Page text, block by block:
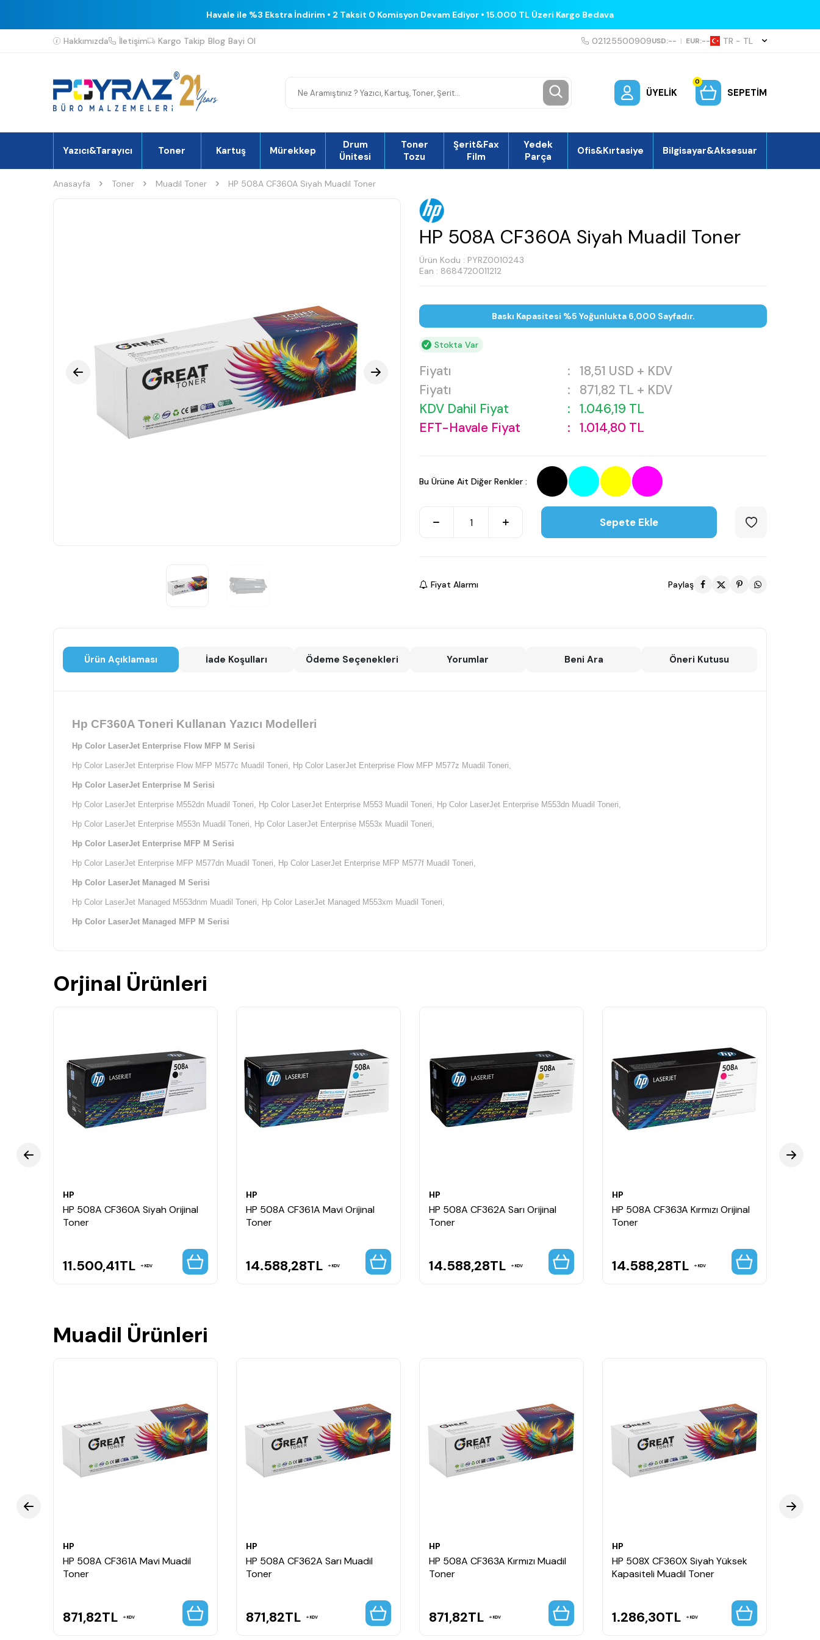
Havale ile %3 Ekstra İndirim • 2 Taksit 0 Komisyon Devam Ediyor • 15.000 TL Üzeri Kargo Bedava
Hakkımızda İletişim Kargo Takip Blog Bayi Ol 02125500909USD:-- | EUR:-- TR − TL
ÜYELIK
0
SEPETIM
Yazıcı&Tarayıcı Toner Kartuş Mürekkep
Drum
Ünitesi
Toner
Tozu
Şerit&Fax
Film
Yedek
Parça
Ofis&Kırtasiye Bilgisayar&Aksesuar
Anasayfa Toner Muadil Toner HP 508A CF360A Siyah Muadil Toner
HP 508A CF360A Siyah Muadil Toner
Ürün Kodu : PYRZ0010243
Ean : 8684720011212
Baskı Kapasitesi %5 Yoğunlukta 6,000 Sayfadır.
Stokta Var
Fiyatı : 18,51 USD + KDV
Fiyatı
: 871,82 TL + KDV
KDV Dahil Fiyat
: 1.046,19 TL
EFT-Havale Fiyat
: 1.014,80 TL
Bu Ürüne Ait Diğer Renkler :
Sepete Ekle
Fiyat Alarmı Paylaş
Ürün Açıklaması İade Koşulları Ödeme Seçenekleri Yorumlar Beni Ara Öneri Kutusu
Hp CF360A Toneri Kullanan Yazıcı Modelleri
Hp Color LaserJet Enterprise Flow MFP M Serisi
Hp Color LaserJet Enterprise Flow MFP M577c Muadil Toneri, Hp Color LaserJet Enterprise Flow MFP M577z Muadil Toneri,
Hp Color LaserJet Enterprise M Serisi
Hp Color LaserJet Enterprise M552dn Muadil Toneri, Hp Color LaserJet Enterprise M553 Muadil Toneri, Hp Color LaserJet Enterprise M553dn Muadil Toneri,
Hp Color LaserJet Enterprise M553n Muadil Toneri, Hp Color LaserJet Enterprise M553x Muadil Toneri,
Hp Color LaserJet Enterprise MFP M Serisi
Hp Color LaserJet Enterprise MFP M577dn Muadil Toneri, Hp Color LaserJet Enterprise MFP M577f Muadil Toneri,
Hp Color LaserJet Managed M Serisi
Hp Color LaserJet Managed M553dnm Muadil Toneri, Hp Color LaserJet Managed M553xm Muadil Toneri,
Hp Color LaserJet Managed MFP M Serisi
Orjinal Ürünleri
HP
HP 508A CF360A Siyah Orijinal
Toner
11.500,41TL KDV
HP
HP 508A CF361A Mavi Orijinal
Toner
14.588,28TL KDV
HP
HP 508A CF362A Sarı Orijinal
Toner
14.588,28TL KDV
HP
HP 508A CF363A Kırmızı Orijinal
Toner
14.588,28TL KDV
Muadil Ürünleri
HP
HP 508A CF361A Mavi Muadil
Toner
871,82TL KDV
HP
HP 508A CF362A Sarı Muadil
Toner
871,82TL KDV
HP
HP 508A CF363A Kırmızı Muadil
Toner
871,82TL KDV
HP
HP 508X CF360X Siyah Yüksek
Kapasiteli Muadil Toner
1.286,30TL KDV